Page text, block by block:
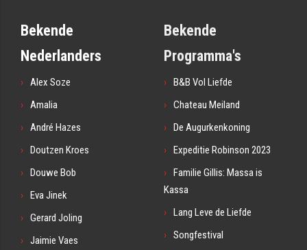
Bekende
Nederlanders
Alex Soze
Amalia
André Hazes
Doutzen Kroes
Douwe Bob
Eva Jinek
Gerard Joling
Jaimie Vaes
Bekende
Programma's
B&B Vol Liefde
Chateau Meiland
De Augurkenkoning
Expeditie Robinson 2023
Familie Gillis: Massa is
Kassa
Lang Leve de Liefde
Songfestival